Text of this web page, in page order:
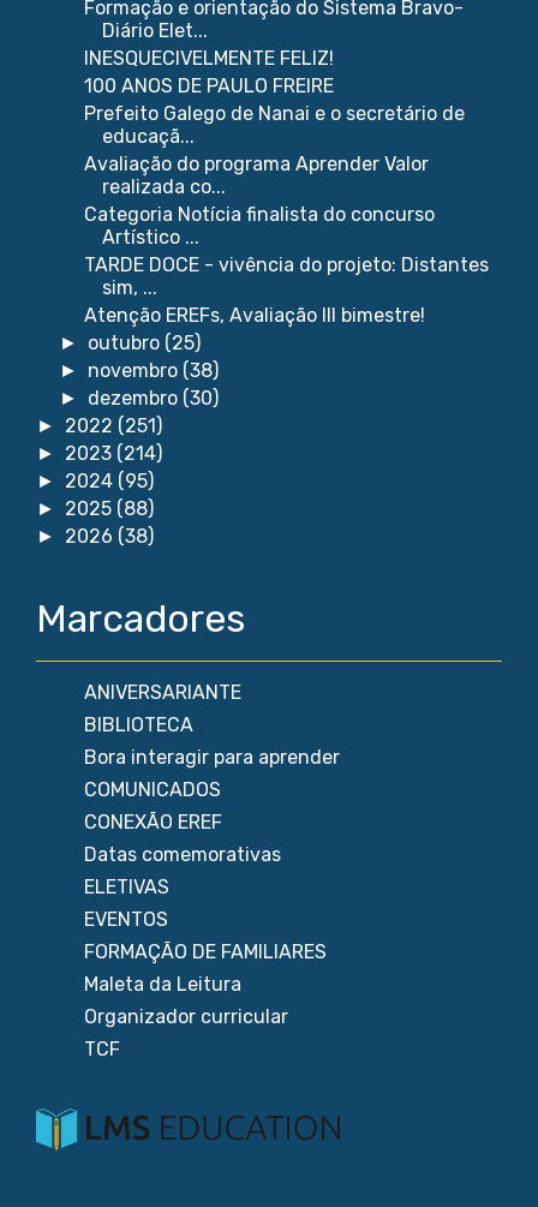
Formação e orientação do Sistema Bravo-
Diário Elet...
INESQUECIVELMENTE FELIZ!
100 ANOS DE PAULO FREIRE
Prefeito Galego de Nanai e o secretário de
educaçã...
Avaliação do programa Aprender Valor
realizada co...
Categoria Notícia finalista do concurso
Artístico ...
TARDE DOCE - vivência do projeto: Distantes
sim, ...
Atenção EREFs, Avaliação III bimestre!
► outubro (25)
► novembro (38)
► dezembro (30)
► 2022 (251)
► 2023 (214)
► 2024 (95)
► 2025 (88)
► 2026 (38)
Marcadores
ANIVERSARIANTE
BIBLIOTECA
Bora interagir para aprender
COMUNICADOS
CONEXÃO EREF
Datas comemorativas
ELETIVAS
EVENTOS
FORMAÇÃO DE FAMILIARES
Maleta da Leitura
Organizador curricular
TCF